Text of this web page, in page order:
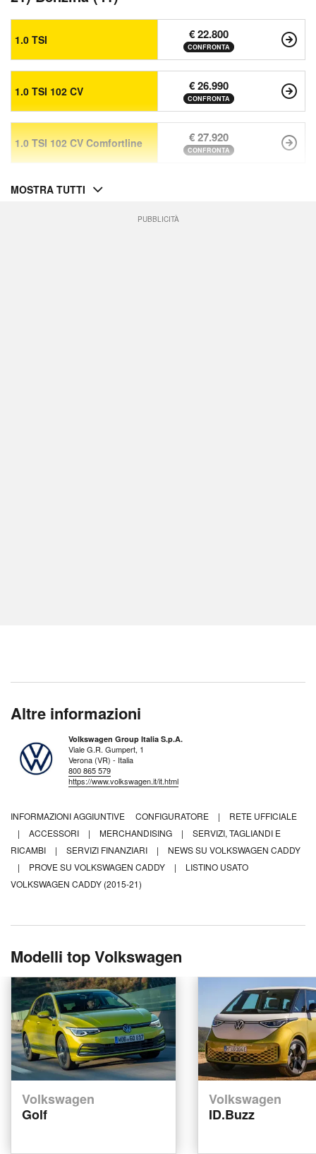
1.0 TSI € 22.800
CONFRONTA
1.0 TSI 102 CV € 26.990
CONFRONTA
1.0 TSI 102 CV Comfortline € 27.920
CONFRONTA
MOSTRA TUTTI
PUBBLICITÀ
Altre informazioni
Volkswagen Group Italia S.p.A.
Viale G.R. Gumpert, 1
Verona (VR) - Italia
800 865 579
https://www.volkswagen.it/it.html
INFORMAZIONI AGGIUNTIVE CONFIGURATORE |
RETE UFFICIALE
|
ACCESSORI | MERCHANDISING |
SERVIZI, TAGLIANDI E
RICAMBI
| SERVIZI FINANZIARI |
NEWS SU VOLKSWAGEN CADDY
|
PROVE SU VOLKSWAGEN CADDY |
LISTINO USATO
VOLKSWAGEN CADDY (2015-21)
Modelli top Volkswagen
Volkswagen
Golf
Volkswagen
ID.Buzz